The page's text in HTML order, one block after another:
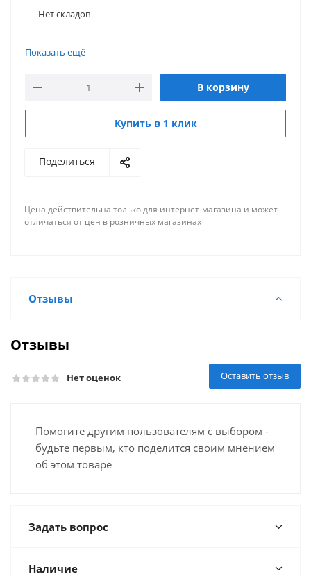
Нет складов
Показать ещё
В корзину
Купить в 1 клик
Поделиться
Цена действительна только для интернет-магазина и может
отличаться от цен в розничных магазинах
Отзывы
Отзывы
Нет оценок Оставить отзыв
Помогите другим пользователям с выбором -
будьте первым, кто поделится своим мнением
об этом товаре
Задать вопрос
Наличие